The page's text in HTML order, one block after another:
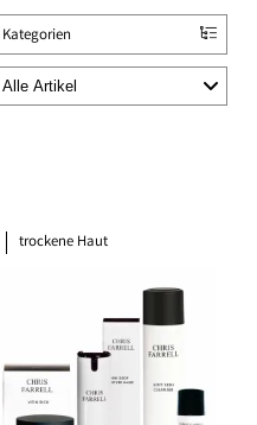
Kategorien
trockene Haut